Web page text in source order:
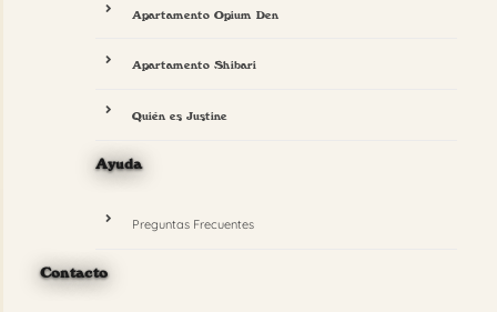
Apartamento Opium Den
Apartamento Shibari
Quién es Justine
Ayuda
Preguntas Frecuentes
Contacto